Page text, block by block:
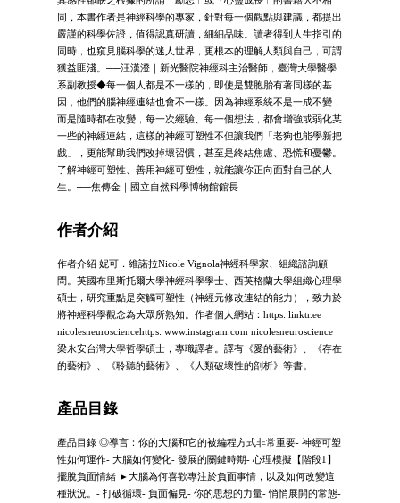
同，本書作者是神經科學的專家，針對每一個觀點與建議，都提出
嚴謹的科學佐證，值得認真研讀，細細品味。讀者得到人生指引的
同時，也窺見腦科學的迷人世界，更根本的理解人類與自己，可謂
獲益匪淺。──汪漢澄｜新光醫院神經科主治醫師，臺灣大學醫學
系副教授◆每一個人都是不一樣的，即使是雙胞胎有著同樣的基
因，他們的腦神經連結也會不一樣。因為神經系統不是一成不變，
而是隨時都在改變，每一次經驗、每一個想法，都會增強或弱化某
一些的神經連結，這樣的神經可塑性不但讓我們「老狗也能學新把
戲」，更能幫助我們改掉壞習慣，甚至是終結焦慮、恐慌和憂鬱。
了解神經可塑性、善用神經可塑性，就能讓你正向面對自己的人
生。──焦傳金｜國立自然科學博物館館長
作者介紹
作者介紹 妮可．維諾拉Nicole Vignola神經科學家、組織諮詢顧
問。英國布里斯托爾大學神經科學學士、西英格蘭大學組織心理學
碩士，研究重點是突觸可塑性（神經元修改連結的能力），致力於
將神經科學觀念為大眾所熟知。作者個人網站：https: linktr.ee
nicolesneurosciencehttps: www.instagram.com nicolesneuroscience
梁永安台灣大學哲學碩士，專職譯者。譯有《愛的藝術》、《存在
的藝術》、《聆聽的藝術》、《人類破壞性的剖析》等書。
產品目錄
產品目錄 ◎導言：你的大腦和它的被編程方式非常重要- 神經可塑
性如何運作- 大腦如何變化- 發展的關鍵時期- 心理模擬【階段1】
擺脫負面情緒 ►大腦為何喜歡專注於負面事情，以及如何改變這
種狀況。- 打破循環- 負面偏見- 你的思想的力量- 悄悄展開的常態-